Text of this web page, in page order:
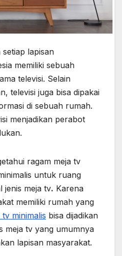
lapisan
memiliki sebuah
televisi. Selain
televisi juga bisa dipakai
di sebuah rumah.
menjadikan perabot
ragam meja tv
untuk ruang
jenis meja tv. Karena
memiliki rumah yang
tv minimalis bisa dijadikan
meja tv yang umumnya
lapisan masyarakat.